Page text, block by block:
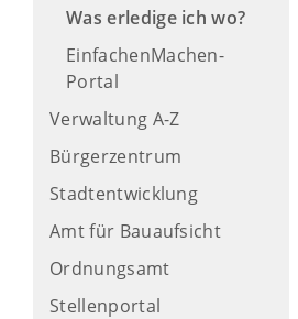
Was erledige ich wo?
EinfachenMachen-
Portal
Verwaltung A-Z
Bürgerzentrum
Stadtentwicklung
Amt für Bauaufsicht
Ordnungsamt
Stellenportal